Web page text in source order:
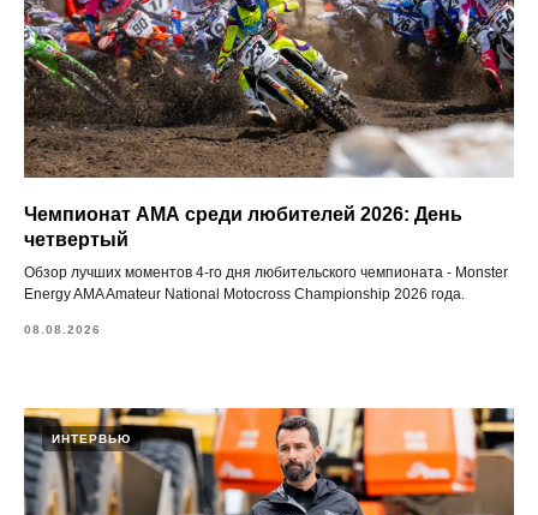
Чемпионат АМА среди любителей 2026: День
четвертый
Обзор лучших моментов 4-го дня любительского чемпионата - Monster
Energy AMA Amateur National Motocross Championship 2026 года.
08.08.2026
ИНТЕРВЬЮ